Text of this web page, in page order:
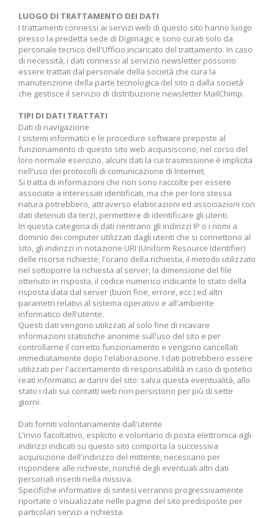
LUOGO DI TRATTAMENTO DEI DATI
I trattamenti connessi ai servizi web di questo sito hanno luogo
presso la predetta sede di Digimagic e sono curati solo da
personale tecnico dell'Ufficio incaricato del trattamento. In caso
di necessità, i dati connessi al servizio newsletter possono
essere trattati dal personale della società che cura la
manutenzione della parte tecnologica del sito o dalla società
che gestisce il servizio di distribuzione newsletter MailChimp.
TIPI DI DATI TRATTATI
Dati di navigazione
I sistemi informatici e le procedure software preposte al
funzionamento di questo sito web acquisiscono, nel corso del
loro normale esercizio, alcuni dati la cui trasmissione è implicita
nell'uso dei protocolli di comunicazione di Internet.
Si tratta di informazioni che non sono raccolte per essere
associate a interessati identificati, ma che per loro stessa
natura potrebbero, attraverso elaborazioni ed associazioni con
dati detenuti da terzi, permettere di identificare gli utenti.
In questa categoria di dati rientrano gli indirizzi IP o i nomi a
dominio dei computer utilizzati dagli utenti che si connettono al
sito, gli indirizzi in notazione URI (Uniform Resource Identifier)
delle risorse richieste, l'orario della richiesta, il metodo utilizzato
nel sottoporre la richiesta al server, la dimensione del file
ottenuto in risposta, il codice numerico indicante lo stato della
risposta data dal server (buon fine, errore, ecc.) ed altri
parametri relativi al sistema operativo e all'ambiente
informatico dell'utente.
Questi dati vengono utilizzati al solo fine di ricavare
informazioni statistiche anonime sull'uso del sito e per
controllarne il corretto funzionamento e vengono cancellati
immediatamente dopo l'elaborazione. I dati potrebbero essere
utilizzati per l'accertamento di responsabilità in caso di ipotetici
reati informatici ai danni del sito: salva questa eventualità, allo
stato i dati sui contatti web non persistono per più di sette
giorni.
Dati forniti volontariamente dall'utente
L'invio facoltativo, esplicito e volontario di posta elettronica agli
indirizzi indicati su questo sito comporta la successiva
acquisizione dell'indirizzo del mittente, necessario per
rispondere alle richieste, nonché degli eventuali altri dati
personali inseriti nella missiva.
Specifiche informative di sintesi verranno progressivamente
riportate o visualizzate nelle pagine del sito predisposte per
particolari servizi a richiesta.